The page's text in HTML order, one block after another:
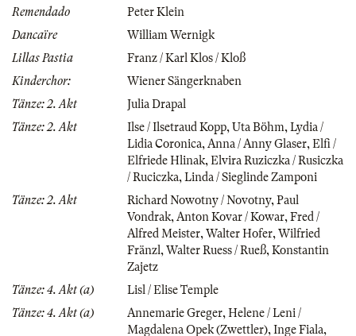
Remendado
Peter Klein
Dancaïre
William Wernigk
Lillas Pastia
Franz / Karl Klos / Kloß
Kinderchor:
Wiener Sängerknaben
Tänze: 2. Akt
Julia Drapal
Tänze: 2. Akt
Ilse / Ilsetraud Kopp,Uta Böhm,Lydia /
Lidia Coronica,Anna / Anny Glaser,Elfi /
Elfriede Hlinak,Elvira Ruziczka / Rusiczka
/ Ruciczka,Linda / Sieglinde Zamponi
Tänze: 2. Akt
Richard Nowotny / Novotny,Paul
Vondrak,Anton Kovar / Kowar,Fred /
Alfred Meister,Walter Hofer,Wilfried
Fränzl,Walter Ruess / Rueß,Konstantin
Zajetz
Tänze: 4. Akt (a)
Lisl / Elise Temple
Tänze: 4. Akt (a)
Annemarie Greger,Helene / Leni /
Magdalena Opek (Zwettler),Inge Fiala,